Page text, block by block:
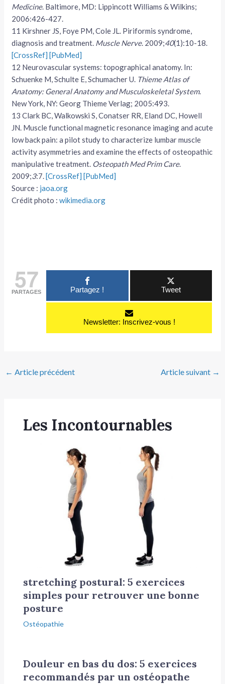
Medicine. Baltimore, MD: Lippincott Williams & Wilkins;
2006:426-427.
11 Kirshner JS, Foye PM, Cole JL. Piriformis syndrome,
diagnosis and treatment. Muscle Nerve. 2009;40(1):10-18.
[CrossRef] [PubMed]
12 Neurovascular systems: topographical anatomy. In:
Schuenke M, Schulte E, Schumacher U. Thieme Atlas of
Anatomy: General Anatomy and Musculoskeletal System.
New York, NY: Georg Thieme Verlag; 2005:493.
13Clark BC, Walkowski S, Conatser RR, Eland DC, Howell
JN. Muscle functional magnetic resonance imaging and acute
low back pain: a pilot study to characterize lumbar muscle
activity asymmetries and examine the effects of osteopathic
manipulative treatment. Osteopath Med Prim Care.
2009;3:7. [CrossRef] [PubMed]
Source : jaoa.org
Crédit photo :wikimedia.org
57
PARTAGES Partagez ! Tweet
Newsletter: Inscrivez-vous !
← Article précédent Article suivant →
Les Incontournables
stretching postural: 5 exercices
simples pour retrouver une bonne
posture
Ostéopathie
Douleur en bas du dos: 5 exercices
recommandés par un ostéopathe